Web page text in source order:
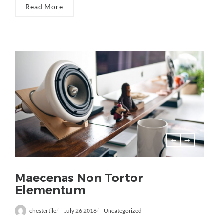
Read More
Maecenas Non Tortor
Elementum
chestertile July 26 2016 Uncategorized